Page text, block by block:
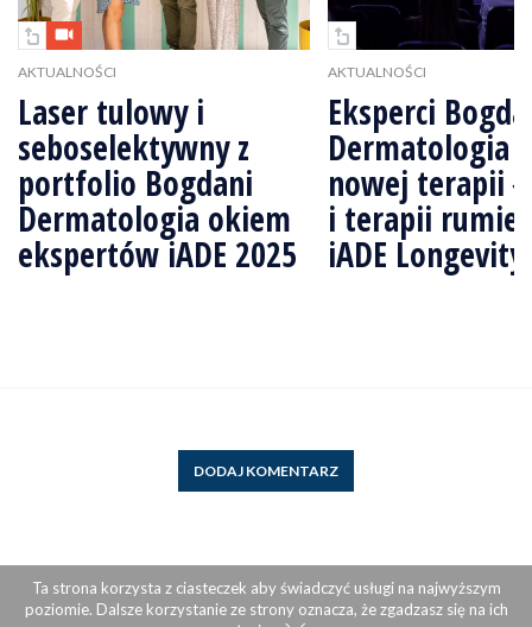
AKTUALNOŚCI
Laser tulowy i
seboselektywny z
portfolio Bogdani
Dermatologia okiem
ekspertów iADE 2025
AKTUALNOŚCI
Eksperci
Dermatologia
nowej terapii
i terapii
iADE Longevity
DODAJ KOMENTARZ
Ta strona korzysta z ciasteczek aby świadczyć usługi na najwyższym
poziomie. Dalsze korzystanie ze strony oznacza, że zgadzasz się na ich